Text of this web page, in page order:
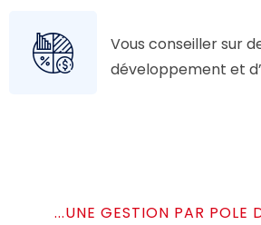
Vous conseiller sur
développement et
...UNE GESTION PAR POLE